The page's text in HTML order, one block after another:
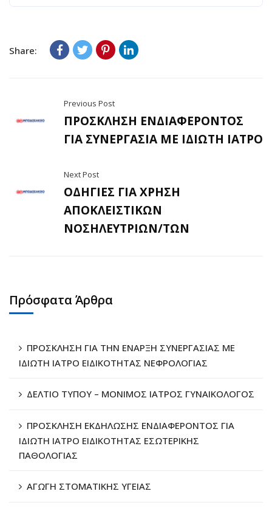
Share:
Previous Post
ΠΡΟΣΚΛΗΣΗ ΕΝΔΙΑΦΕΡΟΝΤΟΣ
ΓΙΑ ΣΥΝΕΡΓΑΣΙΑ ΜΕ ΙΔΙΩΤΗ ΙΑΤΡΟ
Next Post
ΟΔΗΓΙΕΣ ΓΙΑ ΧΡΗΣΗ
ΑΠΟΚΛΕΙΣΤΙΚΩΝ
ΝΟΣΗΛΕΥΤΡΙΩΝ/ΤΩΝ
Πρόσφατα Άρθρα
ΠΡΟΣΚΛΗΣΗ ΓΙΑ ΤΗΝ ΕΝΑΡΞΗ ΣΥΝΕΡΓΑΣΙΑΣ ΜΕ
ΙΔΙΩΤΗ ΙΑΤΡΟ ΕΙΔΙΚΟΤΗΤΑΣ ΝΕΦΡΟΛΟΓΙΑΣ
ΔΕΛΤΙΟ ΤΥΠΟΥ – ΜΟΝΙΜΟΣ ΙΑΤΡΟΣ ΓΥΝΑΙΚΟΛΟΓΟΣ
ΠΡΟΣΚΛΗΣΗ ΕΚΔΗΛΩΣΗΣ ΕΝΔΙΑΦΕΡΟΝΤΟΣ ΓΙΑ
ΙΔΙΩΤΗ ΙΑΤΡΟ ΕΙΔΙΚΟΤΗΤΑΣ ΕΣΩΤΕΡΙΚΗΣ
ΠΑΘΟΛΟΓΙΑΣ
ΑΓΩΓΗ ΣΤΟΜΑΤΙΚΗΣ ΥΓΕΙΑΣ